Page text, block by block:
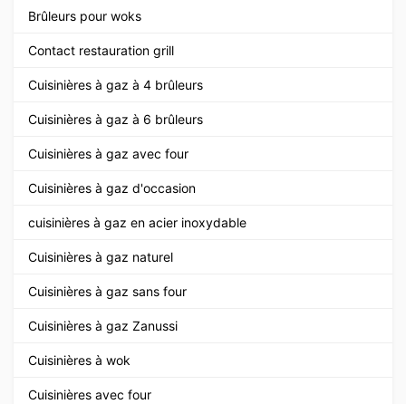
Brûleurs pour woks
Contact restauration grill
Cuisinières à gaz à 4 brûleurs
Cuisinières à gaz à 6 brûleurs
Cuisinières à gaz avec four
Cuisinières à gaz d'occasion
cuisinières à gaz en acier inoxydable
Cuisinières à gaz naturel
Cuisinières à gaz sans four
Cuisinières à gaz Zanussi
Cuisinières à wok
Cuisinières avec four